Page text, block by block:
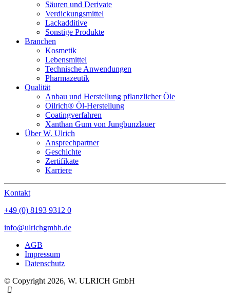
Säuren und Derivate
Verdickungsmittel
Lackadditive
Sonstige Produkte
Branchen
Kosmetik
Lebensmittel
Technische Anwendungen
Pharmazeutik
Qualität
Anbau und Herstellung pflanzlicher Öle
Oilrich® Öl-Herstellung
Coatingverfahren
Xanthan Gum von Jungbunzlauer
Über W. Ulrich
Ansprechpartner
Geschichte
Zertifikate
Karriere
Kontakt
+49 (0) 8193 9312 0
info@ulrichgmbh.de
AGB
Impressum
Datenschutz
© Copyright 2026, W. ULRICH GmbH